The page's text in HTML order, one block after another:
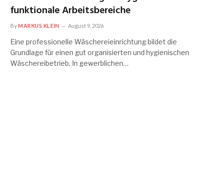
funktionale Arbeitsbereiche
ByMARKUS KLEIN August 9, 2026
Eine professionelle Wäschereieinrichtung bildet die
Grundlage für einen gut organisierten und hygienischen
Wäschereibetrieb. In gewerblichen…